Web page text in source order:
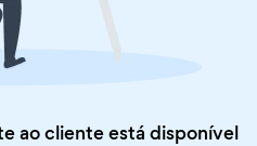
ao cliente está disponível